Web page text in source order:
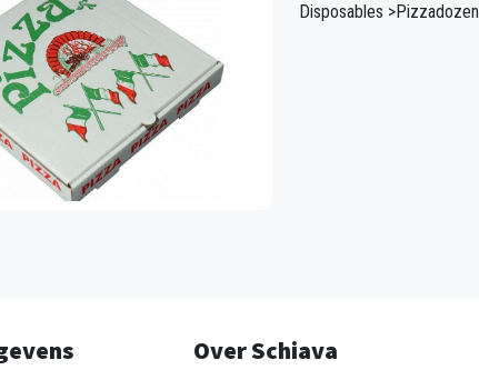
Disposables >Pizzadozen
Over Schiava